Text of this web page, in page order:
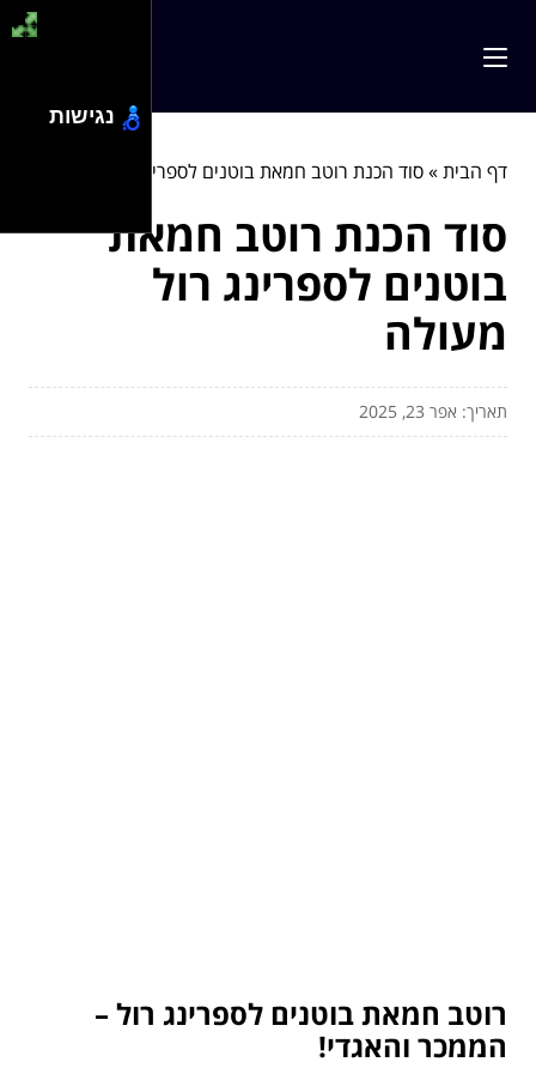
דף הבית»סוד הכנת רוטב חמאת בוטנים לספרינג רול מעולה
סוד הכנת רוטב חמאת
בוטנים לספרינג רול
מעולה
תאריך: אפר 23, 2025
רוטב חמאת בוטנים לספרינג רול –
הממכר והאגדי!
נגישות